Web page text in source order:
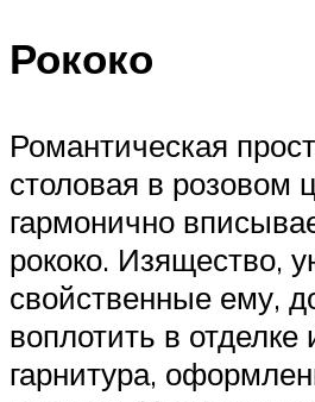
Рококо
Романтическая
столовая в розовом
гармонично
рококо. Изящество,
свойственные ему,
воплотить в отделке
гарнитура,